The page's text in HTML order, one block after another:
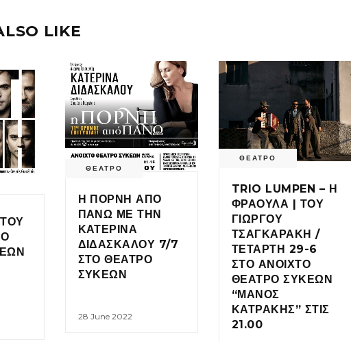
LIKE
ΘΕΑΤΡΟ
Η ΠΟΡΝΗ ΑΠΟ
ΠΑΝΩ ΜΕ ΤΗΝ
ΚΑΤΕΡΙΝΑ
ΔΙΔΑΣΚΑΛΟΥ 7/7
ΣΤΟ ΘΕΑΤΡΟ
ΣΥΚΕΩΝ
28 June 2022
ΘΕΑΤΡΟ
TRIO LUMPEN – Η
ΦΡΑΟΥΛΑ | ΤΟΥ
ΓΙΩΡΓΟΥ
ΤΣΑΓΚΑΡΑΚΗ /
ΤΕΤΑΡΤΗ 29-6
ΣΤΟ ΑΝΟΙΧΤΟ
ΘΕΑΤΡΟ ΣΥΚΕΩΝ
“ΜΑΝΟΣ
ΚΑΤΡΑΚΗΣ” ΣΤΙΣ
21.00